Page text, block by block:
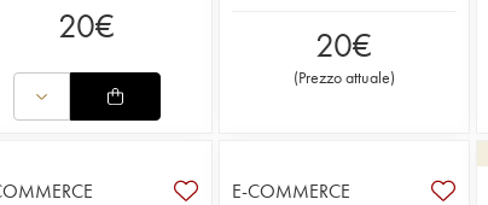
20€ 20€
(Prezzo attuale)
E-COMMERCE